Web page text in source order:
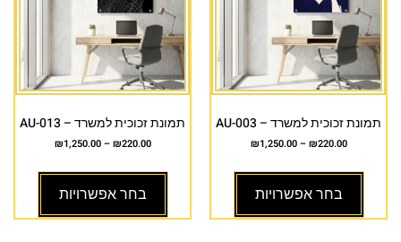
תמונת זכוכית למשרד – AU-003
₪220.00
–
₪1,250.00
בחר אפשרויות
תמונת זכוכית למשרד – AU-013
₪220.00
–
₪1,250.00
בחר אפשרויות